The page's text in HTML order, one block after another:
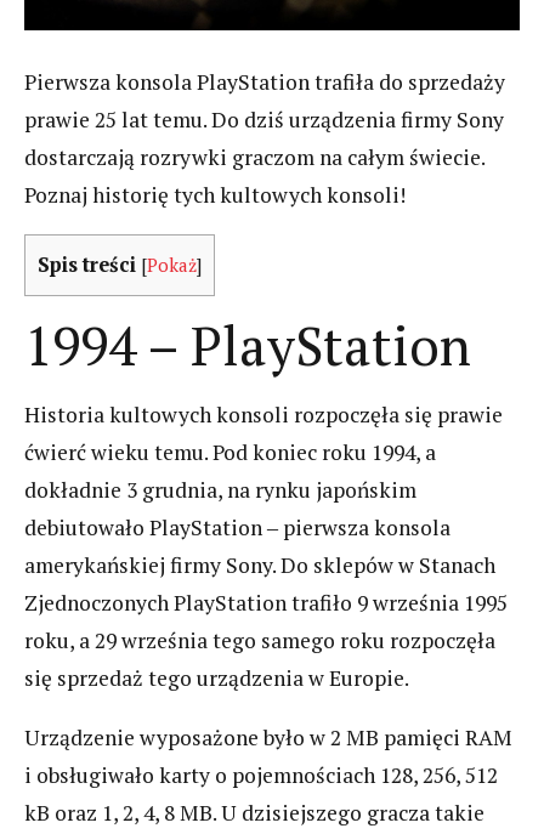
Pierwsza konsola PlayStation trafiła do sprzedaży
prawie 25 lat temu. Do dziś urządzenia firmy Sony
dostarczają rozrywki graczom na całym świecie.
Poznaj historię tych kultowych konsoli!
Spis treści [Pokaż]
1994 – PlayStation
Historia kultowych konsoli rozpoczęła się prawie
ćwierć wieku temu. Pod koniec roku 1994, a
dokładnie 3 grudnia, na rynku japońskim
debiutowało PlayStation ‒ pierwsza konsola
amerykańskiej firmy Sony. Do sklepów w Stanach
Zjednoczonych PlayStation trafiło 9 września 1995
roku, a 29 września tego samego roku rozpoczęła
się sprzedaż tego urządzenia w Europie.
Urządzenie wyposażone było w 2 MB pamięci RAM
i obsługiwało karty o pojemnościach 128, 256, 512
kB oraz 1, 2, 4, 8 MB. U dzisiejszego gracza takie